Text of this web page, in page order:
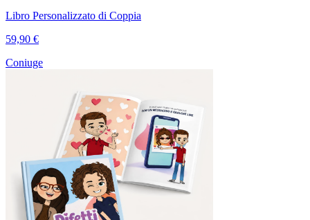
Libro Personalizzato di Coppia
59,90 €
Coniuge